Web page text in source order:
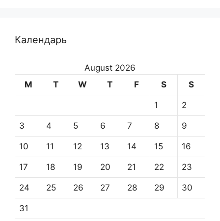
Календарь
August 2026
M
T W T F S S
1 2
3 4 5 6 7 8 9
10 11 12 13 14 15 16
17 18 19 20 21 22 23
24 25 26 27 28 29 30
31